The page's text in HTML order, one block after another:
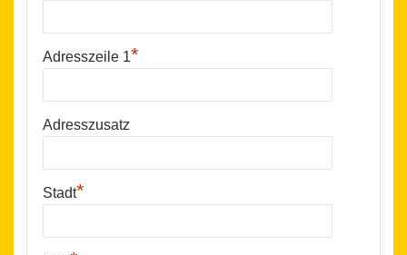
Adresszeile 1*
Adresszusatz
Stadt*